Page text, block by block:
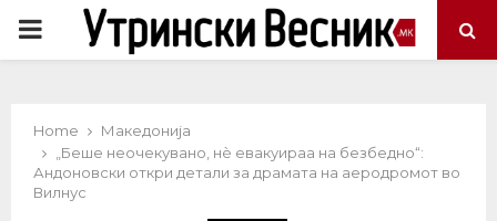
PRIMARY
Home
Македонија
„Беше неочекувано, нè евакуираа на безбедно“:
Андоновски откри детали за драмата на аеродромот во
Вилнус